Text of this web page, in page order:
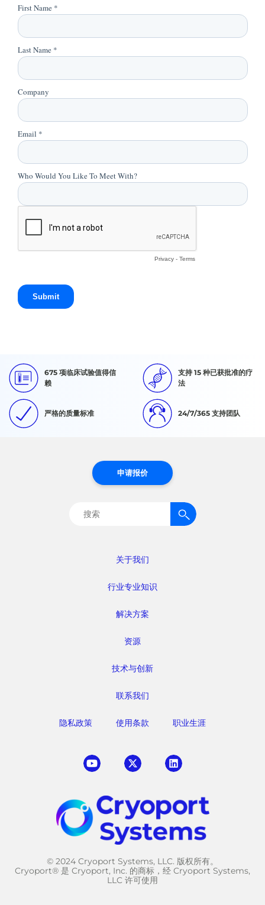
675 项临床试验值得信
赖
支持 15 种已获批准的疗
法
严格的质量标准 24/7/365 支持团队
关于我们
行业专业知识
解决方案
资源
技术与创新
联系我们
隐私政策 使用条款 职业生涯
申请报价
搜
© 2024 Cryoport Systems, LLC. 版权所有。
Cryoport® 是 Cryoport, Inc. 的商标，经 Cryoport Systems,
LLC 许可使用